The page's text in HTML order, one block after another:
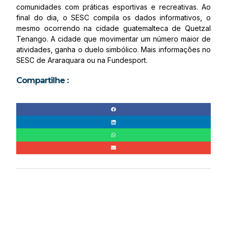
comunidades com práticas esportivas e recreativas. Ao
final do dia, o SESC compila os dados informativos, o
mesmo ocorrendo na cidade guatemalteca de Quetzal
Tenango. A cidade que movimentar um número maior de
atividades, ganha o duelo simbólico. Mais informações no
SESC de Araraquara ou na Fundesport.
Compartilhe :